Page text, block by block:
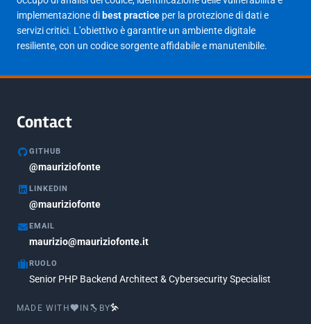
Giugno 2023
Maggio 2023
Agosto 2020
Marzo 2018
Febbraio 2018
Marzo 2017
Luglio 2016
Febbraio 2016
implementazione di best practice per la protezione di dati e
servizi critici. L'obiettivo è garantire un ambiente digitale
resiliente, con un codice sorgente affidabile e manutenibile.
Contact
GITHUB
@mauriziofonte
LINKEDIN
@mauriziofonte
EMAIL
maurizio@mauriziofonte.it
RUOLO
Senior PHP Backend Architect & Cybersecurity Specialist
MADE WITH IN BY